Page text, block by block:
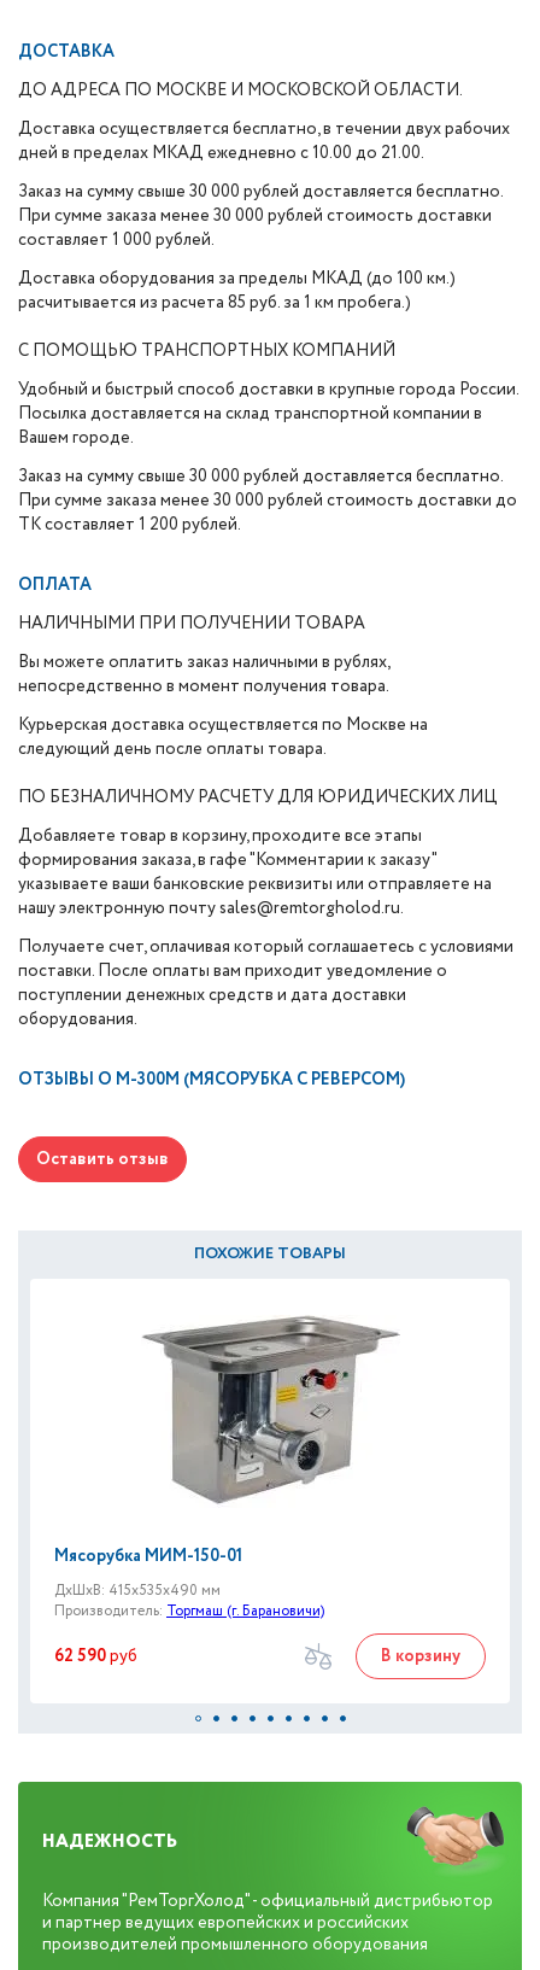
ДОСТАВКА
ДО АДРЕСА ПО МОСКВЕ И МОСКОВСКОЙ ОБЛАСТИ.
Доставка осуществляется бесплатно, в течении двух рабочих
дней в пределах МКАД ежедневно с 10.00 до 21.00.
Заказ на сумму свыше 30 000 рублей доставляется бесплатно.
При сумме заказа менее 30 000 рублей стоимость доставки
составляет 1 000 рублей.
Доставка оборудования за пределы МКАД (до 100 км.)
расчитывается из расчета 85 руб. за 1 км пробега.)
С ПОМОЩЬЮ ТРАНСПОРТНЫХ КОМПАНИЙ
Удобный и быстрый способ доставки в крупные города России.
Посылка доставляется на склад транспортной компании в
Вашем городе.
Заказ на сумму свыше 30 000 рублей доставляется бесплатно.
При сумме заказа менее 30 000 рублей стоимость доставки до
ТК составляет 1 200 рублей.
ОПЛАТА
НАЛИЧНЫМИ ПРИ ПОЛУЧЕНИИ ТОВАРА
Вы можете оплатить заказ наличными в рублях,
непосредственно в момент получения товара.
Курьерская доставка осуществляется по Москве на
следующий день после оплаты товара.
ПО БЕЗНАЛИЧНОМУ РАСЧЕТУ ДЛЯ ЮРИДИЧЕСКИХ ЛИЦ
Добавляете товар в корзину, проходите все этапы
формирования заказа, в гафе "Комментарии к заказу"
указываете ваши банковские реквизиты или отправляете на
нашу электронную почту sales@remtorgholod.ru.
Получаете счет, оплачивая который соглашаетесь с условиями
поставки. После оплаты вам приходит уведомление о
поступлении денежных средств и дата доставки
оборудования.
ОТЗЫВЫ О М-300М (МЯСОРУБКА С РЕВЕРСОМ)
Оставить отзыв
ПОХОЖИЕ ТОВАРЫ
Мясорубка МИМ-150-01
ДxШxВ: 415x535x490 мм
Производитель: Торгмаш (г. Барановичи)
62 590руб В корзину
НАДЕЖНОСТЬ
Компания "РемТоргХолод" - официальный дистрибьютор
и партнер ведущих европейских и российских
производителей промышленного оборудования